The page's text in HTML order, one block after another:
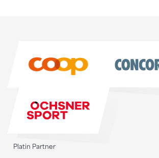
Platin Partner